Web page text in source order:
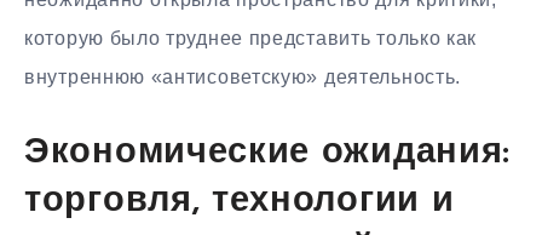
которую было труднее представить только как
внутреннюю «антисоветскую» деятельность.
Экономические ожидания:
торговля, технологии и